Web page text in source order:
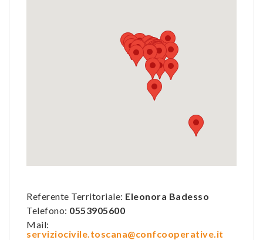
Referente Territoriale: Eleonora Badesso
Telefono: 0553905600
Mail:
serviziocivile.toscana@confcooperative.it